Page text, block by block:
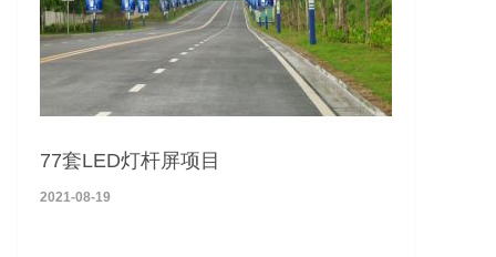
77套LED灯杆屏项目
2021-08-19